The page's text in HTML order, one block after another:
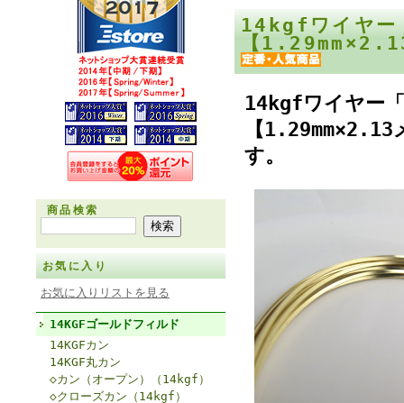
商品検索
お気に入り
お気に入りリストを見る
14KGFゴールドフィルド
14KGFカン
14KGF丸カン
◇カン（オープン）（14kgf）
◇クローズカン（14kgf）
14kgfワイヤー
【
14kgfワイヤー
【
す。